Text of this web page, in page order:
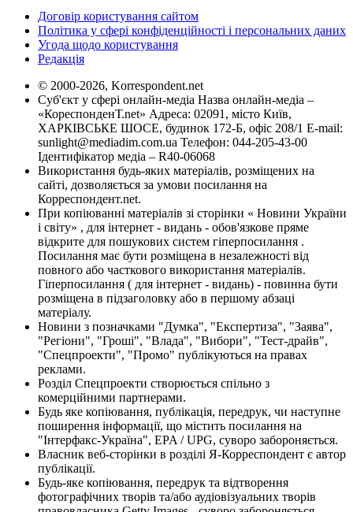
Договір користування сайтом
Політика у сфері конфіденційності і персональних даних
Угода щодо користування
Редакція
© 2000-2026, Korrespondent.net
Суб'єкт у сфері онлайн-медіа Назва онлайн-медіа –
«КореспонденТ.net» Адреса: 02091, місто Київ,
ХАРКІВСЬКЕ ШОСЕ, будинок 172-Б, офіс 208/1 E-mail:
sunlight@mediadim.com.ua Телефон: 044-205-43-00
Ідентифікатор медіа – R40-06068
Використання будь-яких матеріалів, розміщених на
сайті, дозволяється за умови посилання на
Корреспондент.net.
При копіюванні матеріалів зі сторінки « Новини України
і світу» , для інтернет - видань - обов'язкове пряме
відкрите для пошукових систем гіперпосилання .
Посилання має бути розміщена в незалежності від
повного або часткового використання матеріалів.
Гіперпосилання ( для інтернет - видань) - повинна бути
розміщена в підзаголовку або в першому абзаці
матеріалу.
Новини з позначками "Думка", "Експертиза", "Заява",
"Регіони", "Гроші", "Влада", "Вибори", "Тест-драйв",
"Спецпроекти", "Промо" публікуються на правах
реклами.
Розділ Спецпроекти створюється спільно з
комерційними партнерами.
Будь яке копіювання, публікація, передрук, чи наступне
поширення інформації, що містить посилання на
"Інтерфакс-Україна", EPA / UPG, суворо забороняється.
Власник веб-сторінки в розділі Я-Корреспондент є автор
публікації.
Будь-яке копіювання, передрук та відтворення
фотографічних творів та/або аудіовізуальних творів